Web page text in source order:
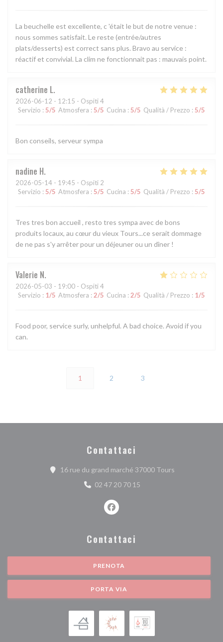
La beuchelle est excellente, c 'était le but de notre venue :
nous sommes satisfait. Le reste (entrée/autres
plats/desserts) est correct sans plus. Bravo au service :
réactif et convivial. La clim ne fonctionnait pas : mauvais point.
catherine L
2026-06-12 - 12:15 - Ospiti 4
Servizio : 5/5 Atmosfera : 5/5 Cucina : 5/5 Qualità / Prezzo : 5/5
Bon conseils, serveur sympa
nadine H
2026-05-14 - 19:45 - Ospiti 2
Servizio : 5/5 Atmosfera : 5/5 Cucina : 5/5 Qualità / Prezzo : 5/5
Tres tres bon accueil , resto tres sympa avec de bons
produits locaux, au cœur du vieux Tours...ce serait dommage
de ne pas s'y arrêter pour un déjeuner ou un dîner !
Valerie N
2026-05-03 - 19:00 - Ospiti 4
Servizio : 1/5 Atmosfera : 2/5 Cucina : 2/5 Qualità / Prezzo : 1/5
Food poor, service surly, unhelpful. A bad choice. Avoid if you
can.
1 2 3
Contattaci
16 rue du grand marché 37000 Tours((apre una
02 47 20 70 15
Facebook ((apre una nuova
Contattaci
PRENOTA
PORTA VIA